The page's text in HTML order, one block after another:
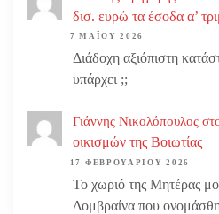
δισ. ευρώ τα έσοδα α’
7 ΜΑΪ́ΟΥ 2026
Διάδοχη αξιόπιστη
υπάρχει ;;
Γιάννης Νικολόπουλος
οικισμών της Βοιωτίας
17 ΦΕΒΡΟΥΑΡΊΟΥ 2026
Το χωριό της Μητέρας
Δομβραίνα που